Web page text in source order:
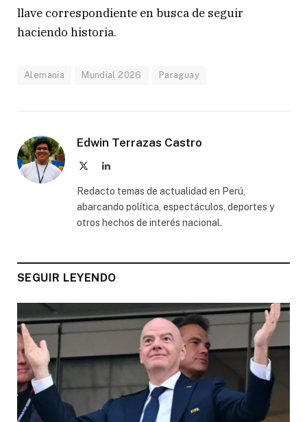
llave correspondiente en busca de seguir
haciendo historia.
Alemania Mundial 2026 Paraguay
Edwin Terrazas Castro
LinkedIn
Redacto temas de actualidad en Perú,
abarcando política, espectáculos, deportes y
otros hechos de interés nacional.
SEGUIR LEYENDO